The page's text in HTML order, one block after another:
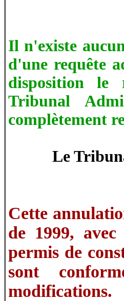
Il n'existe
d'une requête
disposition le
Tribunal
complètement
Le
Cette
de 1999,
permis de
sont
modifications.